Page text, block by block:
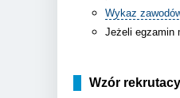
Wykaz
Jeżeli egzamin
Wzór